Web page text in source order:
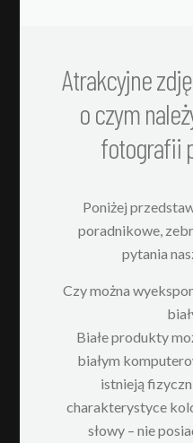
Atrakcyjne
o czym
fotografii
Poniżej
poradnikowe,
pytania
Czy można
Białe produkty
białym
istnieją
charakterystyce
słowy – nie